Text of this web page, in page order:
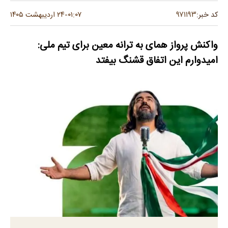
کد خبر:۹۷۱۱۹۳ ۰۱:۰۷-۲۴ اردیبهشت ۱۴۰۵
واکنش پرواز همای به ترانه معین برای تیم ملی:
امیدوارم این اتفاق قشنگ بیفتد